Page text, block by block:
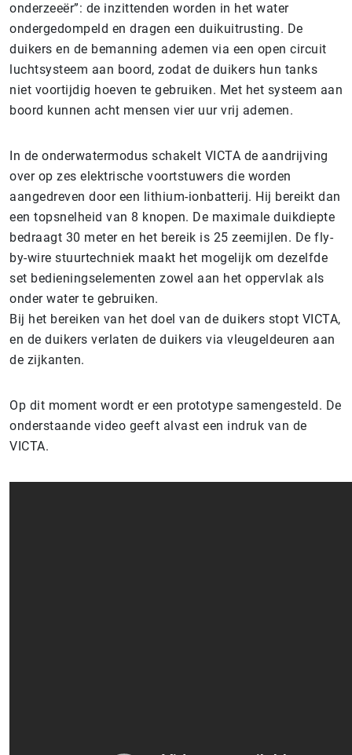
onderzeeër”: de inzittenden worden in het water
ondergedompeld en dragen een duikuitrusting. De
duikers en de bemanning ademen via een open circuit
luchtsysteem aan boord, zodat de duikers hun tanks
niet voortijdig hoeven te gebruiken. Met het systeem aan
boord kunnen acht mensen vier uur vrij ademen.
In de onderwatermodus schakelt VICTA de aandrijving
over op zes elektrische voortstuwers die worden
aangedreven door een lithium-ionbatterij. Hij bereikt dan
een topsnelheid van 8 knopen. De maximale duikdiepte
bedraagt 30 meter en het bereik is 25 zeemijlen. De fly-
by-wire stuurtechniek maakt het mogelijk om dezelfde
set bedieningselementen zowel aan het oppervlak als
onder water te gebruiken.
Bij het bereiken van het doel van de duikers stopt VICTA,
en de duikers verlaten de duikers via vleugeldeuren aan
de zijkanten.
Op dit moment wordt er een prototype samengesteld. De
onderstaande video geeft alvast een indruk van de
VICTA.